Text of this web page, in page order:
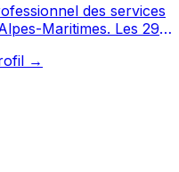
des services
Maritimes. Les 29
5. Découvrez
depuis sa
5 ⭐⭐⭐⭐ sur Google
→